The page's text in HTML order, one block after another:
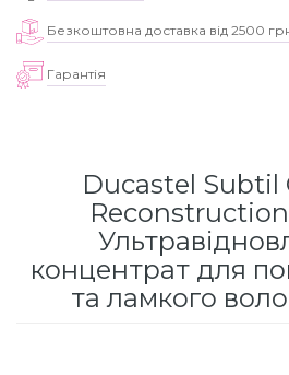
Безкоштовна доставка від 2500
Гарантія
Ducastel Subtil
концентрат для
та ламкого
Кошти від лупи
Сироватка, флюїд для волосся
для інтенсивного зволоження
Subtil Color Lab Instant Detox -
кучерявого волосся
Subtil Color Lab Regeneration
Серія для відновлення волосся
Subtil Color Lab Volume Intense –
Revlon Professional
Schwarzkopf Professional
Subrina Professional